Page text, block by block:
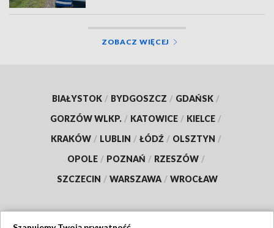
ZOBACZ WIĘCEJ
BIAŁYSTOK / BYDGOSZCZ / GDAŃSK /
GORZÓW WLKP. / KATOWICE / KIELCE /
KRAKÓW / LUBLIN / ŁÓDŹ / OLSZTYN /
OPOLE / POZNAŃ / RZESZÓW /
SZCZECIN / WARSZAWA / WROCŁAW